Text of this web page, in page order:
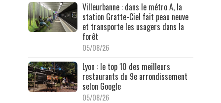
Villeurbanne : dans le métro A, la
station Gratte-Ciel fait peau neuve
et transporte les usagers dans la
forêt
05/08/26
Lyon : le top 10 des meilleurs
restaurants du 9e arrondissement
selon Google
05/08/26